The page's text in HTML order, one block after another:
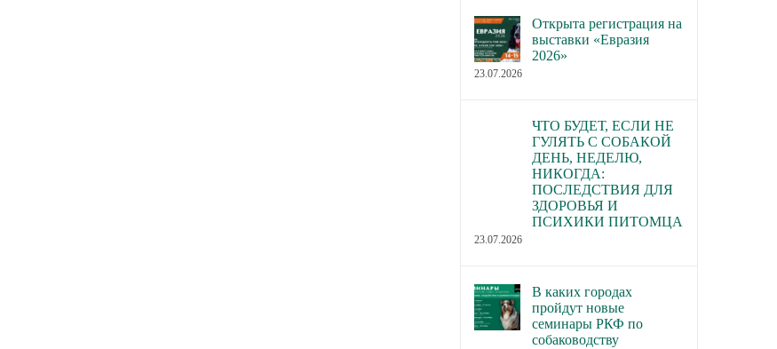
Открыта регистрация на
выставки «Евразия
2026»
23.07.2026
ЧТО БУДЕТ, ЕСЛИ НЕ
ГУЛЯТЬ С СОБАКОЙ
ДЕНЬ, НЕДЕЛЮ,
НИКОГДА:
ПОСЛЕДСТВИЯ ДЛЯ
ЗДОРОВЬЯ И
ПСИХИКИ ПИТОМЦА
23.07.2026
В каких городах
пройдут новые
семинары РКФ по
собаководству